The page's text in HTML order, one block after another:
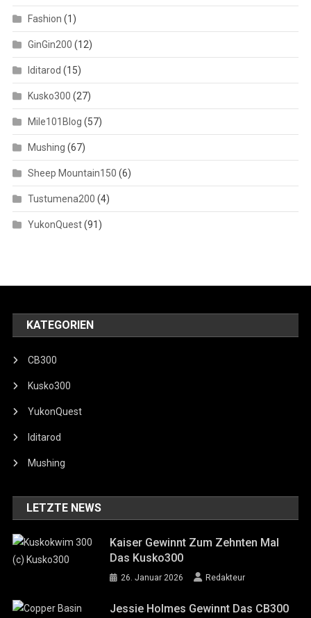
Fashion (1)
GinGin200 (12)
Iditarod (15)
Kusko300 (27)
Mile101Blog (57)
Mushing (67)
Sheep Mountain150 (6)
Tustumena200 (4)
YukonQuest(91)
KATEGORIEN
CB300
Kusko300
YukonQuest
Iditarod
Mushing
LETZTE NEWS
Kaiser Gewinnt Zum Zehnten Mal
Das Kusko300
26. Januar 2026 Redakteur
Jessie Holmes Gewinnt Das CB300